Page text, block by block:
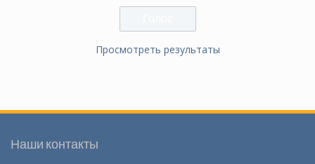
Просмотреть результаты
Наши контакты